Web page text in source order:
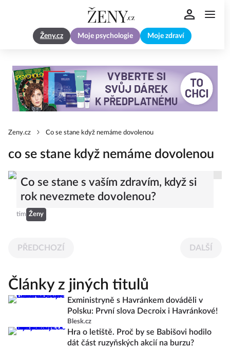
Ženy.cz Moje psychologie Moje zdraví
Zeny.cz Co se stane když nemáme dovolenou
co se stane když nemáme dovolenou
Co se stane s vaším zdravím, když si
rok nevezmete dovolenou?
tim Ženy
PŘEDCHOZÍ DALŠÍ
Články z jiných titulů
Exministryně s Havránkem dováděli v
Polsku: První slova Decroix i Havránkové!
Blesk.cz
Hra o letiště. Proč by se Babišovi hodilo
dát část ruzyňských akcií na burzu?